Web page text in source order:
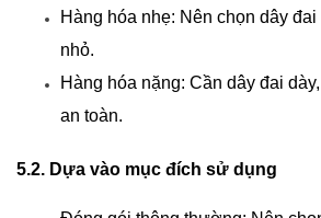
Hàng hóa nhẹ: Nên chọn dây
nhỏ.
Hàng hóa nặng: Cần dây đai
an toàn.
5.2. Dựa vào mục đích sử dụng